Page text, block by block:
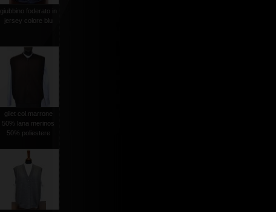
giubbino foderato in
jersey colore blu
gilet col.marrone
50% lana merinos
50% poliestere